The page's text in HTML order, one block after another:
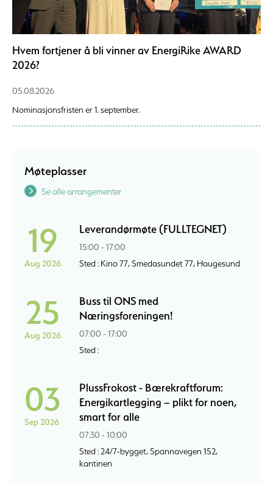
Hvem fortjener å bli vinner av EnergiRike AWARD
2026?
05.08.2026
Nominasjonsfristen er 1. september.
Møteplasser
Se alle arrangementer
19
Aug 2026
Leverandørmøte (FULLTEGNET)
15:00 - 17:00
Sted : Kino 77, Smedasundet 77, Haugesund
25
Aug 2026
Buss til ONS med
Næringsforeningen!
07:00 - 17:00
Sted :
03
Sep 2026
PlussFrokost - Bærekraftforum:
Energikartlegging – plikt for noen,
smart for alle
07:30 - 10:00
Sted : 24/7-bygget, Spannavegen 152,
kantinen